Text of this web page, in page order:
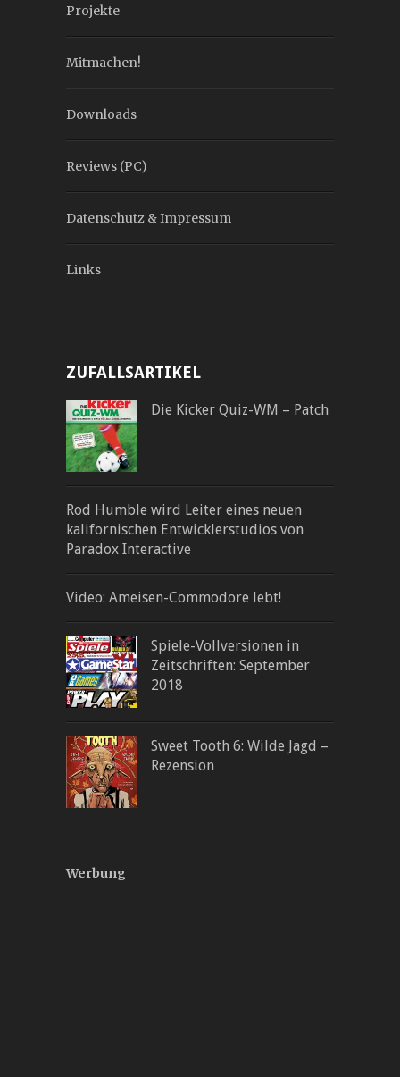
Projekte
Mitmachen!
Downloads
Reviews (PC)
Datenschutz & Impressum
Links
ZUFALLSARTIKEL
Die Kicker Quiz-WM – Patch
Rod Humble wird Leiter eines neuen
kalifornischen Entwicklerstudios von
Paradox Interactive
Video: Ameisen-Commodore lebt!
Spiele-Vollversionen in
Zeitschriften: September
2018
Sweet Tooth 6: Wilde Jagd –
Rezension
Werbung